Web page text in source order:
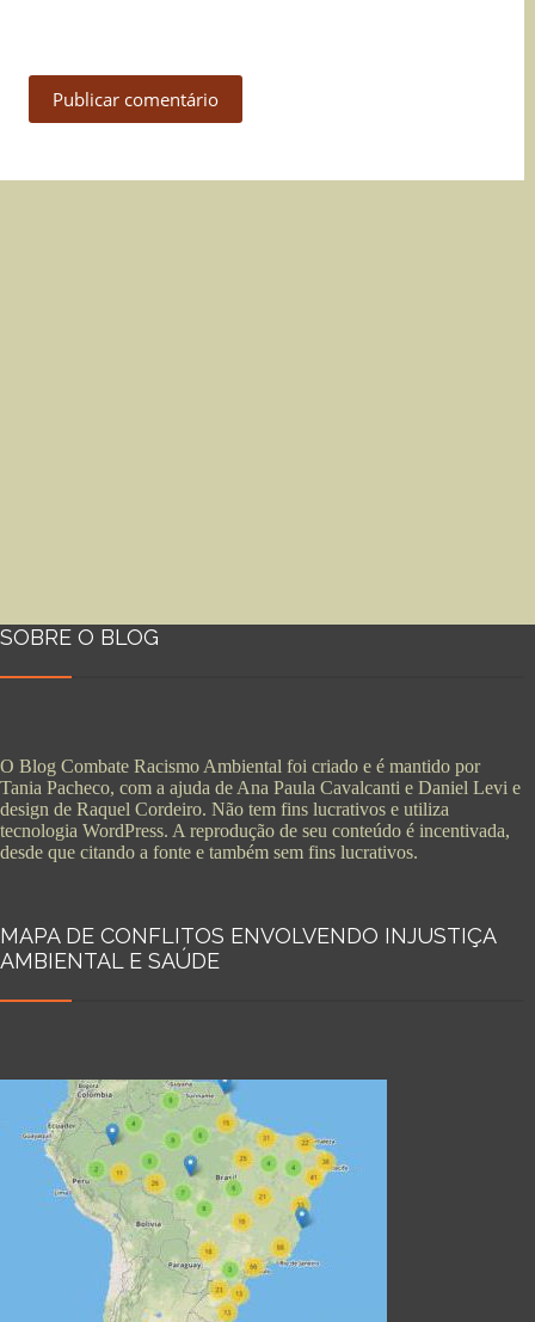
Publicar comentário
SOBRE O BLOG
O Blog Combate Racismo Ambiental foi criado e é mantido por
Tania Pacheco, com a ajuda de Ana Paula Cavalcanti e Daniel Levi e
design de Raquel Cordeiro. Não tem fins lucrativos e utiliza
tecnologia WordPress. A reprodução de seu conteúdo é incentivada,
desde que citando a fonte e também sem fins lucrativos.
MAPA DE CONFLITOS ENVOLVENDO INJUSTIÇA
AMBIENTAL E SAÚDE